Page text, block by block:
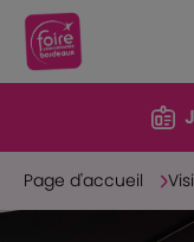
Page d'accueil